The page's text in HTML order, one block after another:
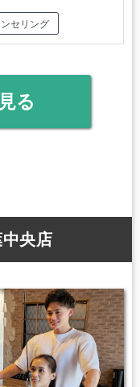
セリング
る
央店